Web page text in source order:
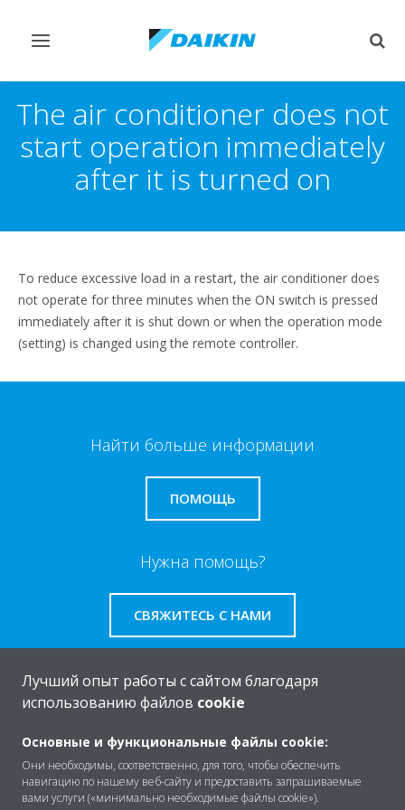
Переключить
The air conditioner does not
start operation immediately
after it is turned on
To reduce excessive load in a restart, the air conditioner does
not operate for three minutes when the ON switch is pressed
immediately after it is shut down or when the operation mode
(setting) is changed using the remote controller.
Найти больше информации
ПОМОЩЬ
Нужна помощь?
СВЯЖИТЕСЬ С НАМИ
Решения
Лучший опыт работы с сайтом благодаря
использованию файлов cookie
Основные и функциональные файлы cookie:
Они необходимы, соответственно, для того, чтобы обеспечить
навигацию по нашему веб-сайту и предоставить запрашиваемые
вами услуги («минимально необходимые файлы cookie»).